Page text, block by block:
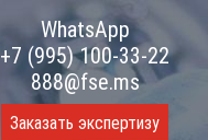
WhatsApp
+7 (995) 100-33-22
888@fse.ms
Заказать экспертизу